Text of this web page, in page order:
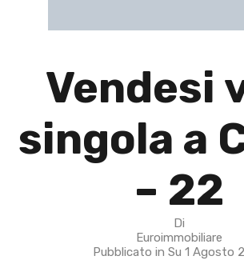
Vendesi
singola a
– 22
Di
Euroimmobiliare
Pubblicato in Su 1 Agosto